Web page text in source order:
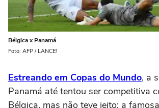
Bélgica x Panamá
Foto: AFP / LANCE!
Estreando em Copas do Mundo, a
Panamá até tentou ser competitiva
Bélgica, mas não teve jeito: a